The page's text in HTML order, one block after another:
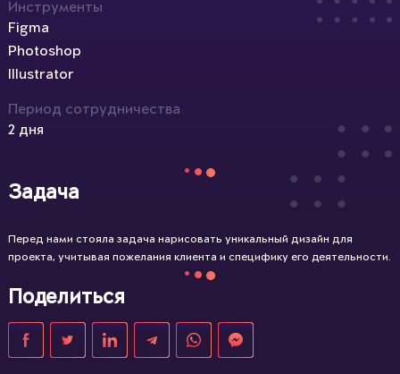
Инструменты
Figma
Photoshop
Illustrator
Период сотрудничества
2 дня
Задача
Перед нами стояла задача нарисовать уникальный дизайн для
проекта, учитывая пожелания клиента и специфику его деятельности.
Поделиться